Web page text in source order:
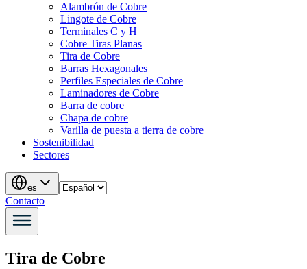
Alambrón de Cobre
Lingote de Cobre
Terminales C y H
Cobre Tiras Planas
Tira de Cobre
Barras Hexagonales
Perfiles Especiales de Cobre
Laminadores de Cobre
Barra de cobre
Chapa de cobre
Varilla de puesta a tierra de cobre
Sostenibilidad
Sectores
es
Contacto
Tira de Cobre